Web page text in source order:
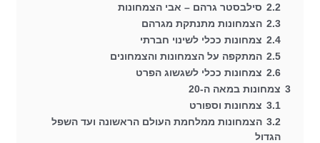
2.2 סילבסטר גרהם – אבי הצמחונות
2.3 הצמחונות מתנתקת מגרהם
2.4 צמחונות ככלי לשינוי חברתי
2.5 המתקפה על הצמחונות והצמחונים
2.6 צמחונות ככלי לשגשוג הפרט
3 צמחונות במאה ה-20
3.1 צמחונות וספורט
3.2 הצמחונות ממלחמת העולם הראשונה ועד השפל
הגדול